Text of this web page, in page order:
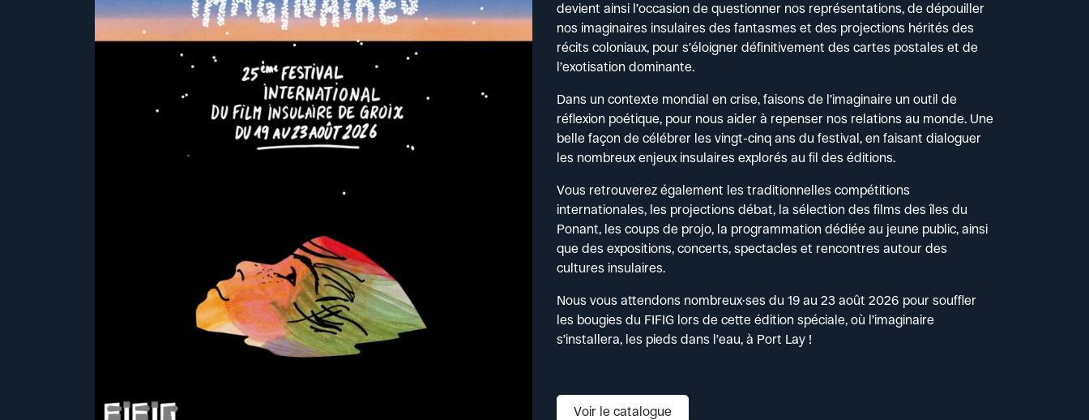
devient ainsi l’occasion de questionner nos représentations, de dépouiller
nos imaginaires insulaires des fantasmes et des projections hérités des
récits coloniaux, pour s’éloigner définitivement des cartes postales et de
l’exotisation dominante.
Dans un contexte mondial en crise, faisons de l’imaginaire un outil de
réflexion poétique, pour nous aider à repenser nos relations au monde. Une
belle façon de célébrer les vingt-cinq ans du festival, en faisant dialoguer
les nombreux enjeux insulaires explorés au fil des éditions.
Vous retrouverez également les traditionnelles compétitions
internationales, les projections débat, la sélection des films des îles du
Ponant, les coups de projo, la programmation dédiée au jeune public, ainsi
que des expositions, concerts, spectacles et rencontres autour des
cultures insulaires.
Nous vous attendons nombreux·ses du 19 au 23 août 2026 pour souffler
les bougies du FIFIG lors de cette édition spéciale, où l’imaginaire
s’installera, les pieds dans l’eau, à Port Lay !
Voir le catalogue